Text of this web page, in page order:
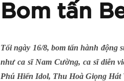
Bom tấn
Tối ngày 16/8, bom tấn hành
như ca sĩ Nam Cường, ca sĩ diễn
Phú Hiển Idol, Thu Hoà Giọng